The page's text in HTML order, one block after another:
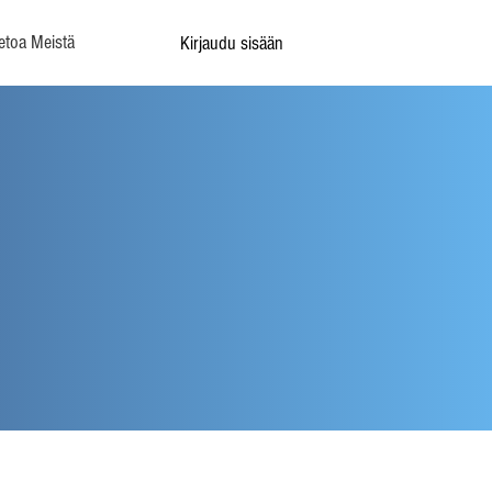
Meistä Kirjaudu sisään